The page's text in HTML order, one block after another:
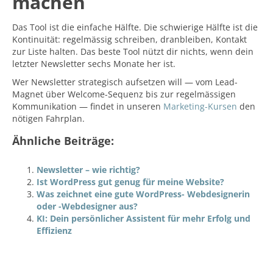
Das Tool ist die einfache Hälfte. Die schwierige Hälfte ist die
Kontinuität: regelmässig schreiben, dranbleiben, Kontakt
zur Liste halten. Das beste Tool nützt dir nichts, wenn dein
letzter Newsletter sechs Monate her ist.
Wer Newsletter strategisch aufsetzen will — vom Lead-
Magnet über Welcome-Sequenz bis zur regelmässigen
Kommunikation — findet in unseren Marketing-Kursen den
nötigen Fahrplan.
Ähnliche Beiträge:
Newsletter – wie richtig?
Ist WordPress gut genug für meine Website?
Was zeichnet eine gute WordPress- Webdesignerin
oder -Webdesigner aus?
KI: Dein persönlicher Assistent für mehr Erfolg und
Effizienz